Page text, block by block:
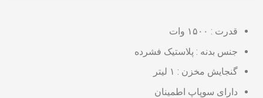
قدرت : ۱۵۰۰ وات
جنس بدنه : پلاستیک فشرده
گنجایش مخزن : ۱ لیتر
دارای سوپاپ اطمینان